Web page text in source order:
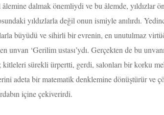
âlemine dalmak önemliydi ve bu âlemde, yıldızlar
yıldızlarla değil onun ismiyle anılırdı.
büyüdü ve sihirli bir evrenin, en unutulmaz
unvan ‘Gerilim ustası’ydı. Gerçekten de bu
kitleleri sürekli ürpertti, gerdi, salonları bir korku
adeta bir matematik denklemine dönüştürür ve
içine çekiverirdi.